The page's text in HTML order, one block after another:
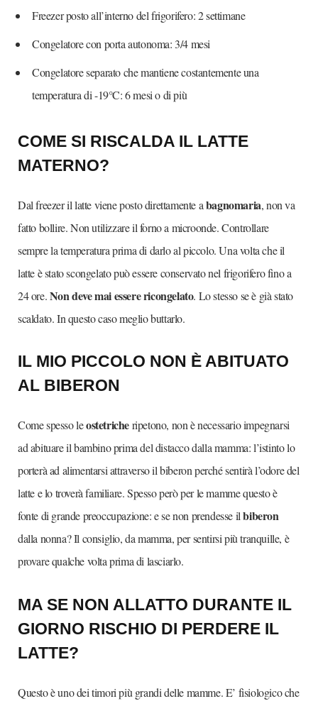
Freezer posto all’interno del frigorifero: 2 settimane
Congelatore con porta autonoma: 3/4 mesi
Congelatore separato che mantiene costantemente una
temperatura di -19°C: 6 mesi o di più
COME SI RISCALDA IL LATTE
MATERNO?
Dal freezer il latte viene posto direttamente abagnomaria, non va
fatto bollire. Non utilizzare il forno a microonde. Controllare
sempre la temperatura prima di darlo al piccolo. Una volta che il
latte è stato scongelato può essere conservato nel frigorifero fino a
24 ore.Non deve mai essere ricongelato. Lo stesso se è già stato
scaldato. In questo caso meglio buttarlo.
IL MIO PICCOLO NON È ABITUATO
AL BIBERON
Come spesso leostetricheripetono, non è necessario impegnarsi
ad abituare il bambino prima del distacco dalla mamma: l’istinto lo
porterà ad alimentarsi attraverso il biberon perché sentirà l’odore del
latte e lo troverà familiare. Spesso però per le mamme questo è
fonte di grande preoccupazione: e se non prendesse ilbiberon
dalla nonna? Il consiglio, da mamma, per sentirsi più tranquille, è
provare qualche volta prima di lasciarlo.
MA SE NON ALLATTO DURANTE IL
GIORNO RISCHIO DI PERDERE IL
LATTE?
Questo è uno dei timori più grandi delle mamme. E’ fisiologico che